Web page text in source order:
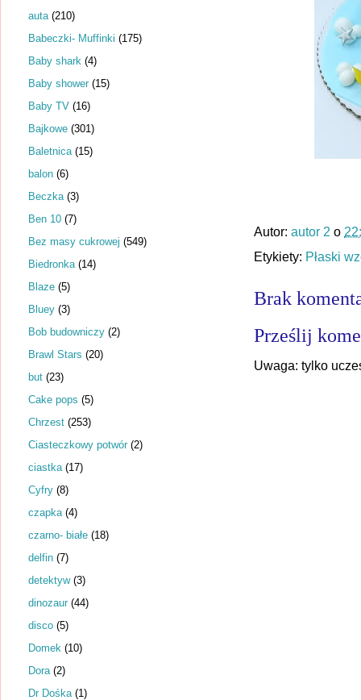
Autor: autor 2 o
Etykiety: Płaski
Brak
Prześlij
Uwaga: tylko
auta (210)
Babeczki- Muffinki (175)
Baby shark (4)
Baby shower (15)
Baby TV (16)
Bajkowe (301)
Baletnica (15)
balon (6)
Beczka (3)
Ben 10 (7)
Bez masy cukrowej (549)
Biedronka (14)
Blaze (5)
Bluey (3)
Bob budowniczy (2)
Brawl Stars (20)
but (23)
Cake pops (5)
Chrzest (253)
Ciasteczkowy potwór (2)
ciastka (17)
Cyfry (8)
czapka (4)
czarno- białe (18)
delfin (7)
detektyw (3)
dinozaur (44)
disco (5)
Domek (10)
Dora (2)
Dr Dośka (1)